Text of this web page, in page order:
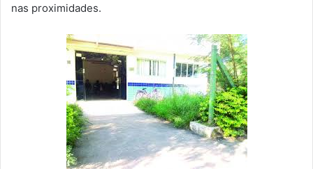
nas proximidades.